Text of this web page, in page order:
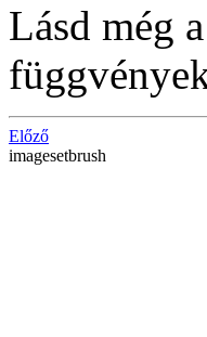
Lásd még a
Előző
imagesetbrush